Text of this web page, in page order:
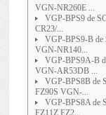
VGN-NR260E ...
VGP-BPS9 de
CR23/...
VGP-BPS9-B
VGN-NR140...
VGP-BPS9A-B
VGN-AR53DB ...
VGP-BPS8B de
FZ90S VGN-...
VGP-BPS8A de
FZ11Z FZ2...